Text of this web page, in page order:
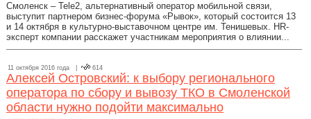
Смоленск – Tele2, альтернативный оператор мобильной связи,
выступит партнером бизнес-форума «Рывок», который состоится 13
и 14 октября в культурно-выставочном центре им. Тенишевых. HR-
эксперт компании расскажет участникам мероприятия о влиянии...
11 октября 2016 года | 614
Алексей Островский: к выбору регионального
оператора по сбору и вывозу ТКО в Смоленской
области нужно подойти максимально